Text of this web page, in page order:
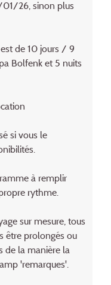
01/26, sinon plus
de 10 jours / 9
Bolfenk et 5 nuits
si vous le
à remplir
rythme.
sur mesure, tous
être prolongés ou
de la manière la
'remarques'.